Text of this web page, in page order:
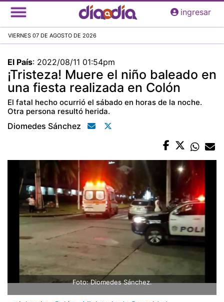
Pasar
al
principal
ingresar
VIERNES 07 DE AGOSTO DE 2026
El País: 2022/08/11 01:54pm
¡Tristeza! Muere el niño baleado en
una fiesta realizada en Colón
El fatal hecho ocurrió el sábado en horas de la noche.
Otra persona resultó herida.
Diomedes Sánchez
Foto: Diomedes Sánchez.